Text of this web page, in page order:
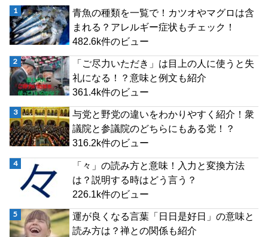
青魚の種類を一覧で！カツオやマグロは含
まれる？アレルギー症状もチェック！
482.6k件のビュー
「ご尽力いただき」は目上の人に使うと失
礼になる！？意味と例文も紹介
361.4k件のビュー
与党と野党の違いをわかりやすく紹介！衆
議院と参議院のどちらにもある党！？
316.2k件のビュー
「々」の読み方と意味！入力と変換方法
は？説明する時はどう言う？
226.1k件のビュー
運が良くなる言葉「日日是好日」の意味と
読み方は？禅との関係も紹介